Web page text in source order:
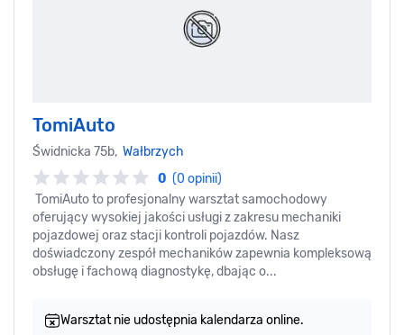
TomiAuto
Świdnicka 75b, Wałbrzych
0 (0 opinii)
TomiAuto to profesjonalny warsztat samochodowy
oferujący wysokiej jakości usługi z zakresu mechaniki
pojazdowej oraz stacji kontroli pojazdów. Nasz
doświadczony zespół mechaników zapewnia kompleksową
obsługę i fachową diagnostykę, dbając o...
Warsztat nie udostępnia kalendarza online.